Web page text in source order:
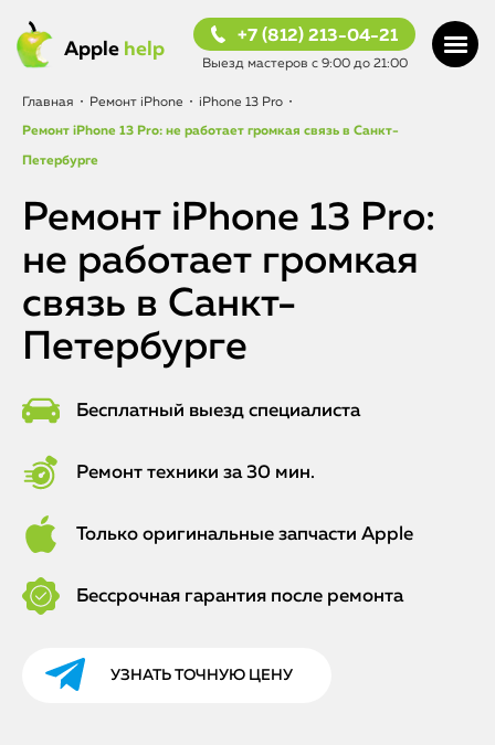
Apple help
+7 (812) 213-04-21
Выезд мастеров с 9:00 до 21:00
Главная • Ремонт iPhone • iPhone 13 Pro •
Ремонт iPhone 13 Pro: не работает громкая связь в Санкт-
Петербурге
Ремонт iPhone 13 Pro:
не работает громкая
связь в Санкт-
Петербурге
Бесплатный выезд специалиста
Ремонт техники за 30 мин.
Только оригинальные запчасти Apple
Бессрочная гарантия после ремонта
УЗНАТЬ ТОЧНУЮ ЦЕНУ